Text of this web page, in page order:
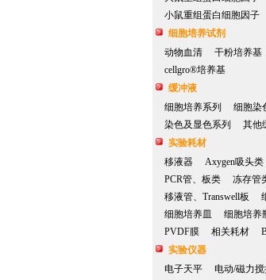
小鼠重组蛋白细胞因子
细胞培养试剂
动物血清
干粉培养基
cellgro®培养基
缓冲液
细胞培养系列
细胞染
染色及显色系列
其他
实验耗材
移液器
Axygen吸头类
PCR管、板类
冻存管
移液管、Transwell板
细胞培养皿
细胞培养
PVDF膜
相关耗材
实验仪器
电子天平
电动/磁力